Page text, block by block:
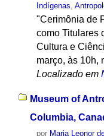
Indígenas
"Cerimônia de
como Titulares
Cultura e
março, às 10h,
Localizado em
Museum of
Columbia,
por Maria Leonor